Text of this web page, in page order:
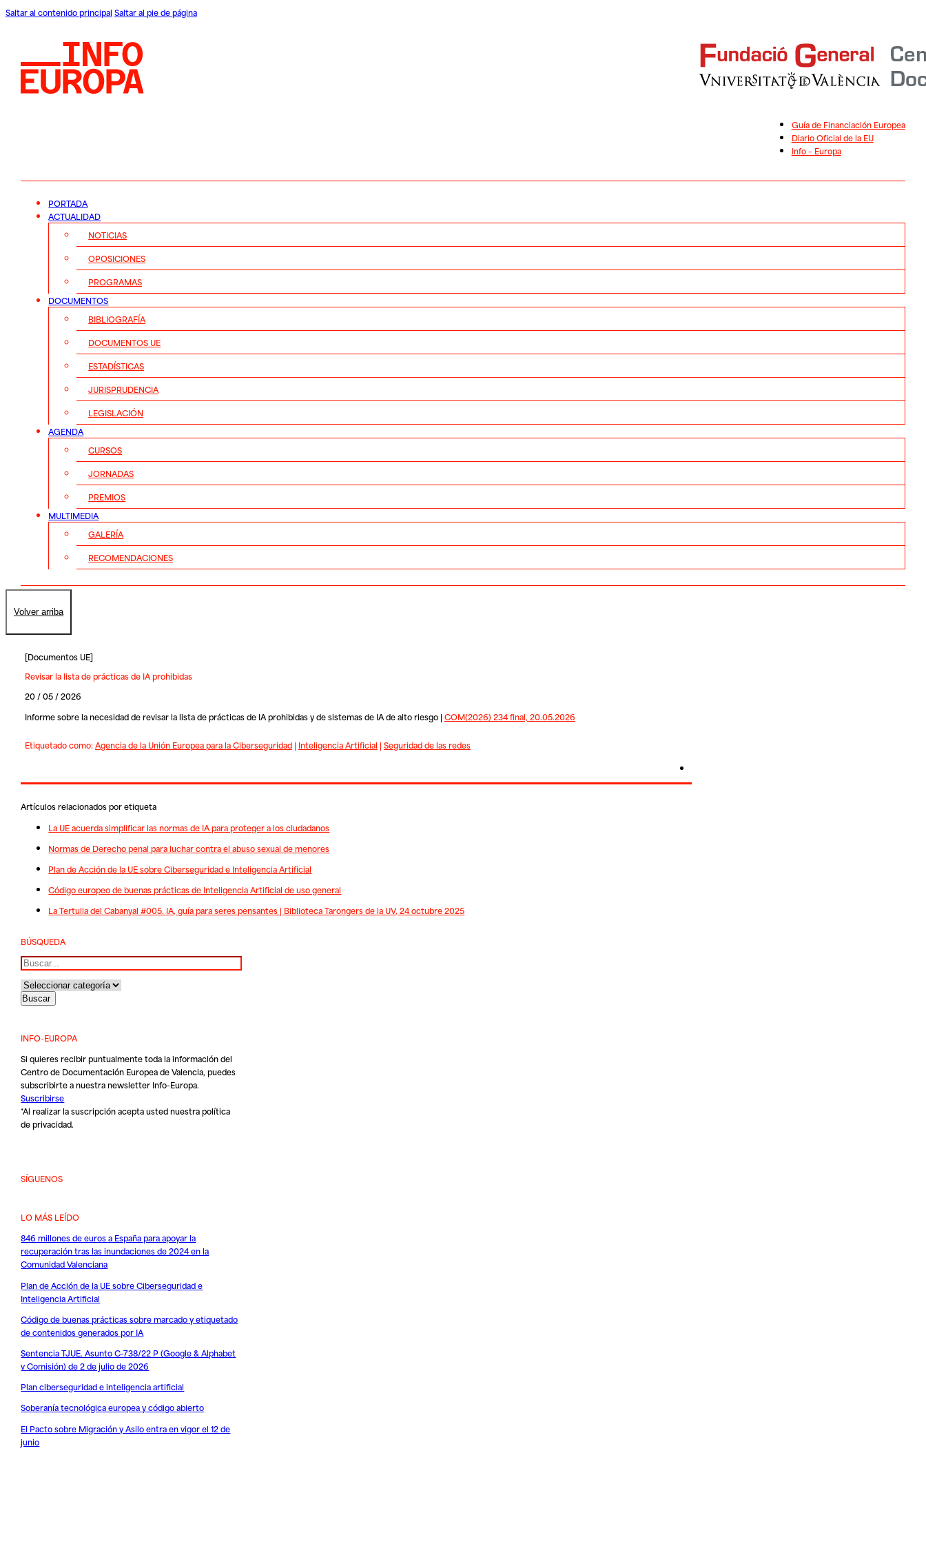
Saltar al contenido principal Saltar al pie de página
Guía de Financiación Europea
Diario Oficial de la EU
Info – Europa
PORTADA
ACTUALIDAD
NOTICIAS
OPOSICIONES
PROGRAMAS
DOCUMENTOS
BIBLIOGRAFÍA
DOCUMENTOS UE
ESTADÍSTICAS
JURISPRUDENCIA
LEGISLACIÓN
AGENDA
CURSOS
JORNADAS
PREMIOS
MULTIMEDIA
GALERÍA
RECOMENDACIONES
Volver arriba
[Documentos UE]
Revisar la lista de prácticas de IA prohibidas
20 / 05 / 2026
Informe sobre la necesidad de revisar la lista de prácticas de IA prohibidas y de sistemas de IA de alto riesgo | COM(2026) 234 final, 20.05.2026
Etiquetado como:Agencia de la Unión Europea para la Ciberseguridad| Inteligencia Artificial | Seguridad de las redes
Artículos relacionados por etiqueta
La UE acuerda simplificar las normas de IA para proteger a los ciudadanos
Normas de Derecho penal para luchar contra el abuso sexual de menores
Plan de Acción de la UE sobre Ciberseguridad e Inteligencia Artificial
Código europeo de buenas prácticas de Inteligencia Artificial de uso general
La Tertulia del Cabanyal #005. IA, guía para seres pensantes | Biblioteca Tarongers de la UV, 24 octubre 2025
BÚSQUEDA
Buscar
INFO-EUROPA
Si quieres recibir puntualmente toda la información del
Centro de Documentación Europea de Valencia, puedes
subscribirte a nuestra newsletter Info-Europa.
Suscribirse
*Al realizar la suscripción acepta usted nuestrapolítica
de privacidad.
SÍGUENOS
LO MÁS LEÍDO
846 millones de euros a España para apoyar la
recuperación tras las inundaciones de 2024 en la
Comunidad Valenciana
Plan de Acción de la UE sobre Ciberseguridad e
Inteligencia Artificial
Código de buenas prácticas sobre marcado y etiquetado
de contenidos generados por IA
Sentencia TJUE. Asunto C-738/22 P (Google & Alphabet
v Comisión) de 2 de julio de 2026
Plan ciberseguridad e inteligencia artificial
Soberanía tecnológica europea y código abierto
El Pacto sobre Migración y Asilo entra en vigor el 12 de
junio